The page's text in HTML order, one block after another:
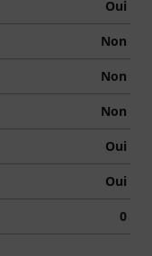
Oui
Non
Non
Non
Oui
Oui
0